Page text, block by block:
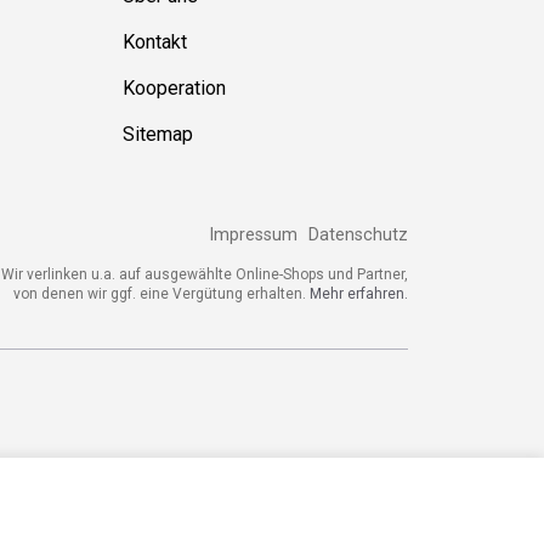
Kontakt
Kooperation
Sitemap
Impressum Datenschutz
verlinken u.a. auf ausgewählte Online-Shops und Partner,
von denen wir ggf. eine Vergütung erhalten. Mehr erfahren.